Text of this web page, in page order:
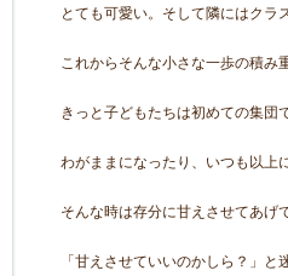
とても可愛い。そして隣にはクラ
これからそんな小さな一歩の積み
きっと子どもたちは初めての集団
わがままになったり、いつも以上
そんな時は存分に甘えさせてあげ
「甘えさせていいのかしら？」